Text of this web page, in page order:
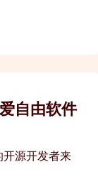
自由软件
源开发者来